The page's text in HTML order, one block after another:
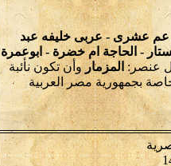
عم عشرى - عربى خليفه عبد
- الحاجة ام خضرة - ابوعمرة
عنصر:المزماروأن تكون نأئبة
بجمهورية مصر العربية